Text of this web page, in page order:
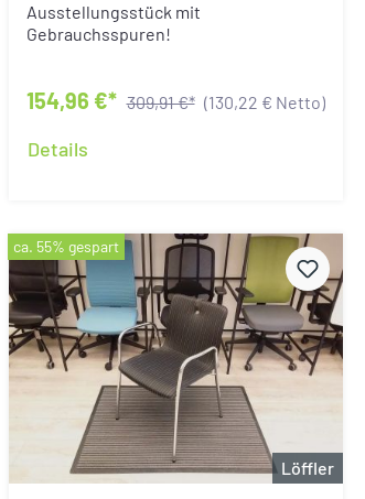
Ausstellungsstück mit
Gebrauchsspuren!
154,96 €* 309,91 €* (130,22 € Netto)
Details
Löffler
ca. 55% gespart